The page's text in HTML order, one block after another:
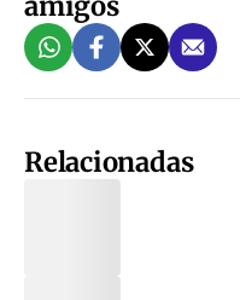
Relacionadas